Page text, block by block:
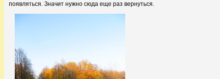
появляться. Значит нужно сюда еще раз вернуться.